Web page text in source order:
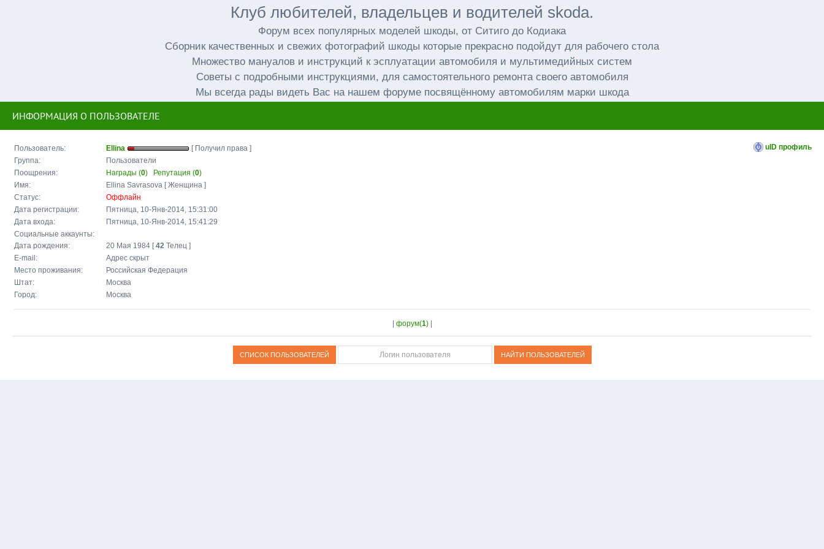
Клуб любителей, владельцев и водителей skoda.
Форум всех популярных моделей шкоды, от Ситиго до Кодиака
Сборник качественных и свежих фотографий шкоды которые прекрасно подойдут для рабочего стола
Множество мануалов и инструкций к эсплуатации автомобиля и мультимедийных систем
Советы с подробными инструкциями, для самостоятельного ремонта своего автомобиля
Мы всегда рады видеть Вас на нашем форуме посвящённому автомобилям марки шкода
ИНФОРМАЦИЯ О ПОЛЬЗОВАТЕЛЕ
uID профиль
Пользователь: Ellina
[ Получил права ]
Группа:
Пользователи
Поощрения:
Награды (0) Репутация (0)
Имя:
Ellina Savrasova [ Женщина ]
Статус:
Оффлайн
Дата регистрации:
Пятница, 10-Янв-2014, 15:31:00
Дата входа:
Пятница, 10-Янв-2014, 15:41:29
Социальные аккаунты:
Дата рождения:
20 Мая 1984 [42 Телец ]
E-mail:
Адрес скрыт
Место проживания:
Российская Федерация
Штат:
Москва
Город:
Москва
форум(1)|